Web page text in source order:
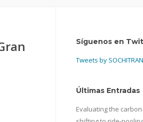
Síguenos en
Tweets by SOCHITRAN
Últimas Entradas
Evaluating the